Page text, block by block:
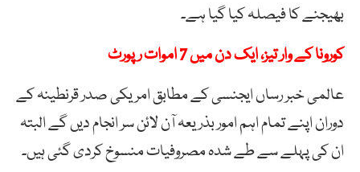
بھیجنے کا فیصلہ کیا گیا ہے۔
کورونا کے وار تیز، ایک دن میں 7 اموات رپورٹ
عالمی خبر رساں ایجنسی کے مطابق امریکی صدر قرنطینہ کے
دوران اپنے تمام اہم امور بذریعہ آن لائن سر انجام دیں گے البتہ
ان کی پہلے سے طے شدہ مصروفیات منسوخ کردی گئی ہیں۔